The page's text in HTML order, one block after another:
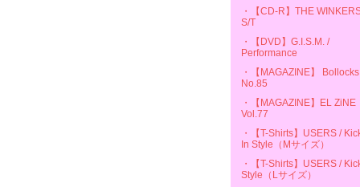
・【CD-R】THE
S/T
・【DVD】G.I.S.M. /
Performance
・【MAGAZINE】 Bollocks
No.85
・【MAGAZINE】EL ZiNE
Vol.77
・【T-Shirts】USERS /
In Style（Mサイズ）
・【T-Shirts】USERS /
Style（Lサイズ）